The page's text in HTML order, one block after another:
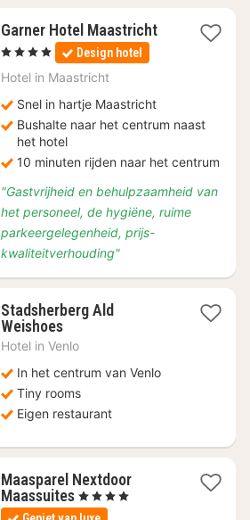
Garner Hotel Maastricht1
, 4 Sterren Design hotel
Hotel in Maastricht
Snel in hartje Maastricht
Bushalte naar het centrum naast
het hotel
10 minuten rijden naar het centrum
"Gastvrijheid en behulpzaamheid van
het personeel, de hygiëne, ruime
parkeergelegenheid, prijs-
kwaliteitverhouding"
Stadsherberg Ald
Weishoes1
nacht
€
87,50
Hotel in Venlo
In het centrum van Venlo
Tiny rooms
Eigen restaurant
Maasparel Nextdoor
Maassuites1
nacht
, 4 Sterren